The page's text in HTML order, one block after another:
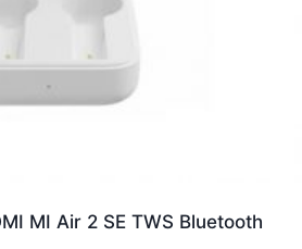
MI Air 2 SE TWS Bluetooth